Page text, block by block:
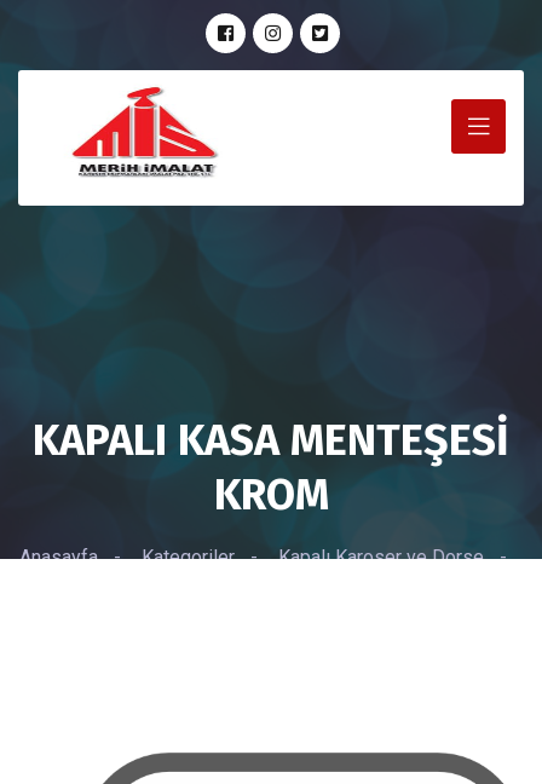
KAPALI KASA MENTEŞESİ
KROM
Anasayfa - Kategoriler - Kapalı Karoser ve Dorse
-